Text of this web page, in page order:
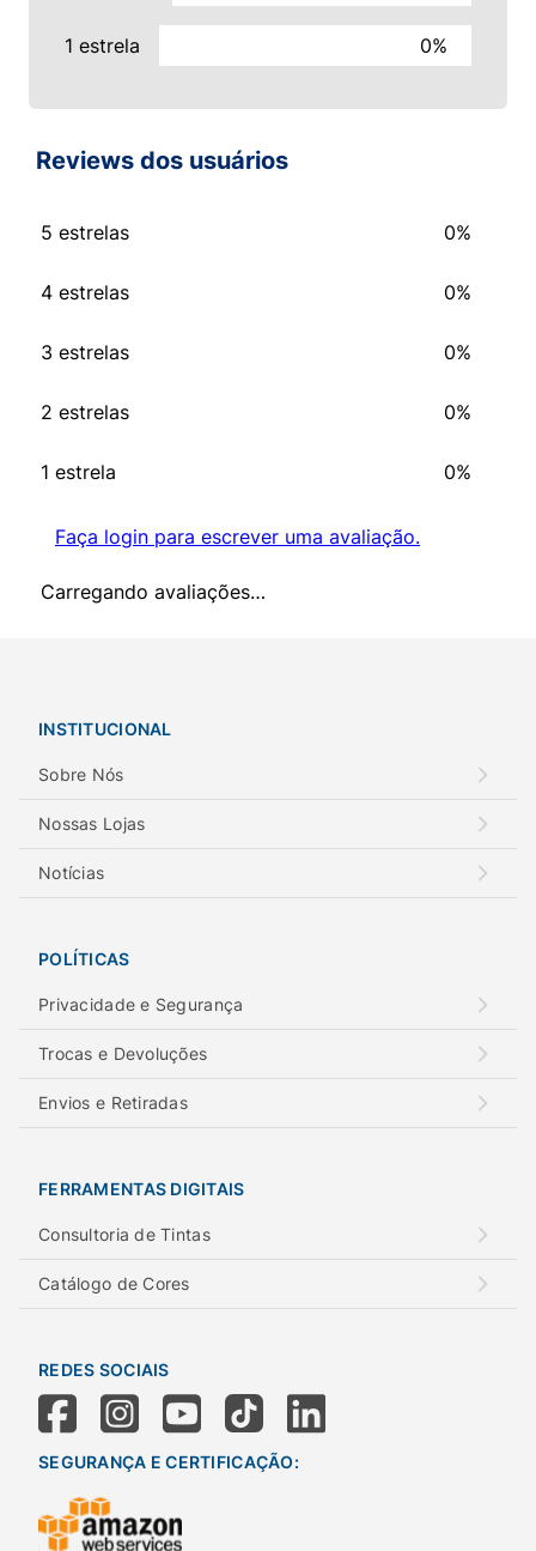
1 estrela 0%
Reviews dos usuários
5 estrelas 0%
4 estrelas 0%
3 estrelas 0%
2 estrelas 0%
1 estrela 0%
Faça login para escrever uma avaliação.
Carregando avaliações…
INSTITUCIONAL
Sobre Nós
Nossas Lojas
Notícias
POLÍTICAS
Privacidade e Segurança
Trocas e Devoluções
Envios e Retiradas
FERRAMENTAS DIGITAIS
Consultoria de Tintas
Catálogo de Cores
REDES SOCIAIS
SEGURANÇA E CERTIFICAÇÃO: